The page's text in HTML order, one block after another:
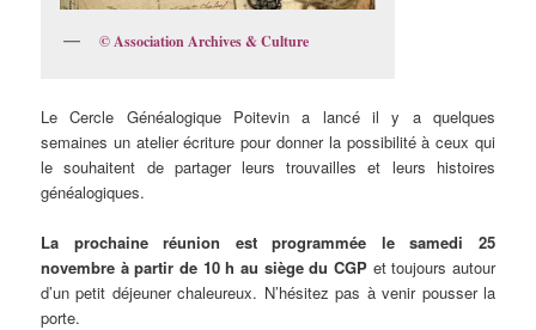
© Association Archives & Culture
Le Cercle Généalogique Poitevin a lancé il y a quelques
semaines un atelier écriture pour donner la possibilité à ceux qui
le souhaitent de partager leurs trouvailles et leurs histoires
généalogiques.
La prochaine réunion est programmée le samedi 25
novembre à partir de 10 h au siège du CGP et toujours autour
d’un petit déjeuner chaleureux. N’hésitez pas à venir pousser la
porte.